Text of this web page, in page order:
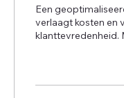
Een
verlaagt kosten en
klanttevredenheid.